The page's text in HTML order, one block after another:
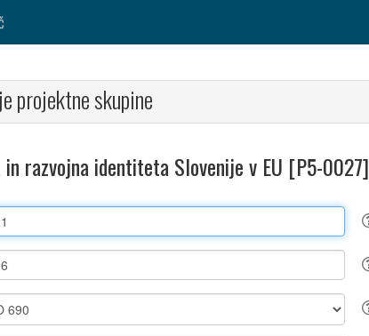
projektne skupine
razvojna identiteta Slovenije v EU [P5-0027]